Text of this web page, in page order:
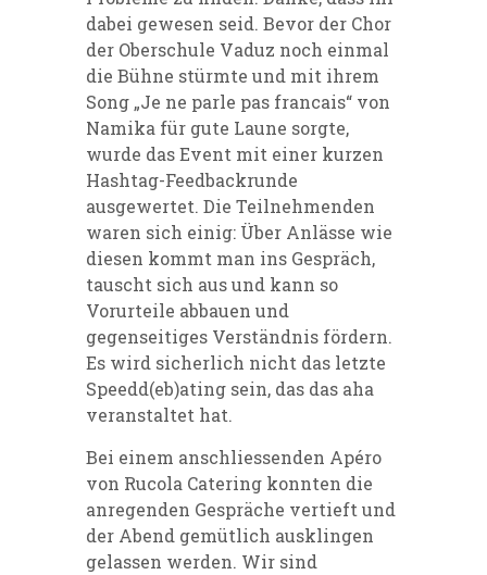
dabei gewesen seid. Bevor der Chor
der Oberschule Vaduz noch einmal
die Bühne stürmte und mit ihrem
Song „Je ne parle pas francais“ von
Namika für gute Laune sorgte,
wurde das Event mit einer kurzen
Hashtag-Feedbackrunde
ausgewertet. Die Teilnehmenden
waren sich einig: Über Anlässe wie
diesen kommt man ins Gespräch,
tauscht sich aus und kann so
Vorurteile abbauen und
gegenseitiges Verständnis fördern.
Es wird sicherlich nicht das letzte
Speedd(eb)ating sein, das das aha
veranstaltet hat.
Bei einem anschliessenden Apéro
von Rucola Catering konnten die
anregenden Gespräche vertieft und
der Abend gemütlich ausklingen
gelassen werden. Wir sind